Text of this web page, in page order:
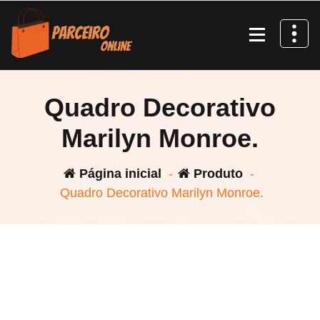
Pular
para
conteúdo
Quadro Decorativo
Marilyn Monroe.
Página inicial - Produto -
Quadro Decorativo Marilyn Monroe.